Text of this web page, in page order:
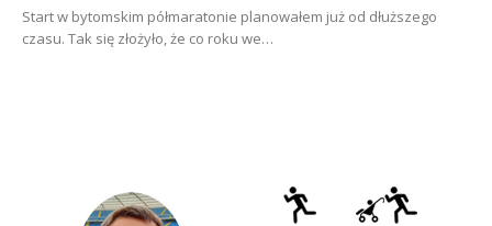
Start w bytomskim półmaratonie planowałem już od dłuższego
czasu. Tak się złożyło, że co roku we…